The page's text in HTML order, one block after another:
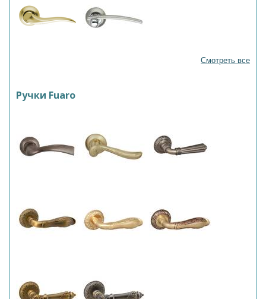
Смотреть все
Ручки Fuaro